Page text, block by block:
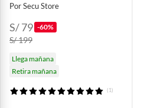
Por Secu Store
S/ 79 -60%
S/ 199
Llega mañana
Retira mañana
(1)